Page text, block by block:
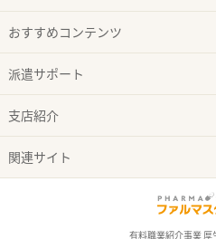
おすすめコンテンツ
派遣サポート
支店紹介
関連サイト
有料職業紹介事業